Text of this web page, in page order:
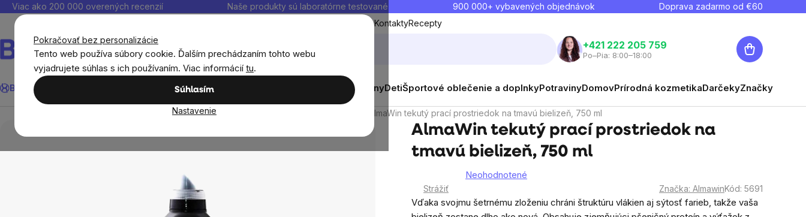
Pokračovať bez personalizácie
Tento web používa súbory cookie. Ďalším prechádzaním tohto webu
vyjadrujete súhlas s ich používaním. Viac informácií tu.
Súhlasím
Nastavenie
PrejsťViac ako 200 000 overených recenzií Naše produkty sú laboratórne testované 900 000+ vybavených objednávok Doprava zadarmo od €60
Doprava a platbaKontaktyRecepty
Hľadať
+421 222 205 759
Po–Pia: 8:00–18:00
Nákupný
košík
BrainMax® Výživové doplnky Muži ŽenyDetiŠportové oblečenie a doplnkyPotravinyDomovPrírodná kozmetikaDarčekyZnačky
Prírodné a ekologické pracie prostriedky AlmaWin tekutý prací prostriedok na tmavú bielizeň, 750 ml
AlmaWin tekutý prací prostriedok na
tmavú bielizeň, 750 ml
hodnotenie
produktu
Neohodnotené
Strážiť Značka: AlmawinKód: 5691
Vďaka svojmu šetrnému zloženiu chráni štruktúru vlákien aj sýtosť farieb, takže vaša